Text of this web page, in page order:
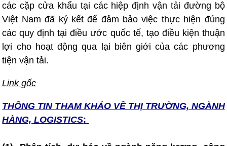
các cặp cửa khẩu tại các hiệp định vận tải đường bộ
Việt Nam đã ký kết để đảm bảo việc thực hiện đúng
các quy định tại điều ước quốc tế, tạo điều kiện thuận
lợi cho hoạt động qua lại biên giới của các phương
tiện vận tải.
Link gốc
THÔNG TIN THAM KHẢO VỀ THỊ TRƯỜNG, NGÀNH
HÀNG, LOGISTICS: